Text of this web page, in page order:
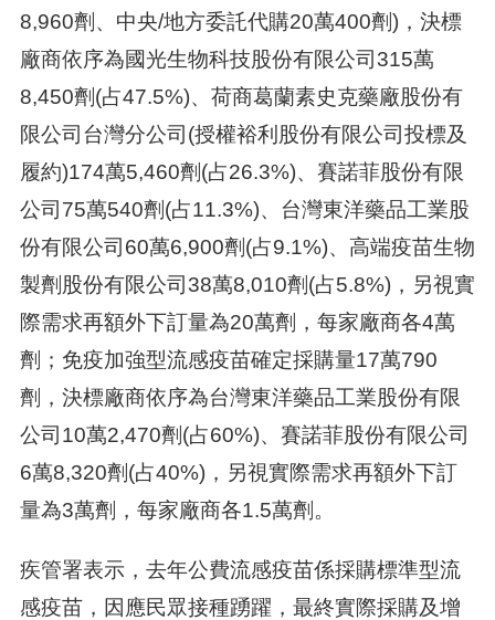
8,960劑、中央/地方委託代購20萬400劑)，決標
廠商依序為國光生物科技股份有限公司315萬
8,450劑(占47.5%)、荷商葛蘭素史克藥廠股份有
限公司台灣分公司(授權裕利股份有限公司投標及
履約)174萬5,460劑(占26.3%)、賽諾菲股份有限
公司75萬540劑(占11.3%)、台灣東洋藥品工業股
份有限公司60萬6,900劑(占9.1%)、高端疫苗生物
製劑股份有限公司38萬8,010劑(占5.8%)，另視實
際需求再額外下訂量為20萬劑，每家廠商各4萬
劑；免疫加強型流感疫苗確定採購量17萬790
劑，決標廠商依序為台灣東洋藥品工業股份有限
公司10萬2,470劑(占60%)、賽諾菲股份有限公司
6萬8,320劑(占40%)，另視實際需求再額外下訂
量為3萬劑，每家廠商各1.5萬劑。
疾管署表示，去年公費流感疫苗係採購標準型流
感疫苗，因應民眾接種踴躍，最終實際採購及增